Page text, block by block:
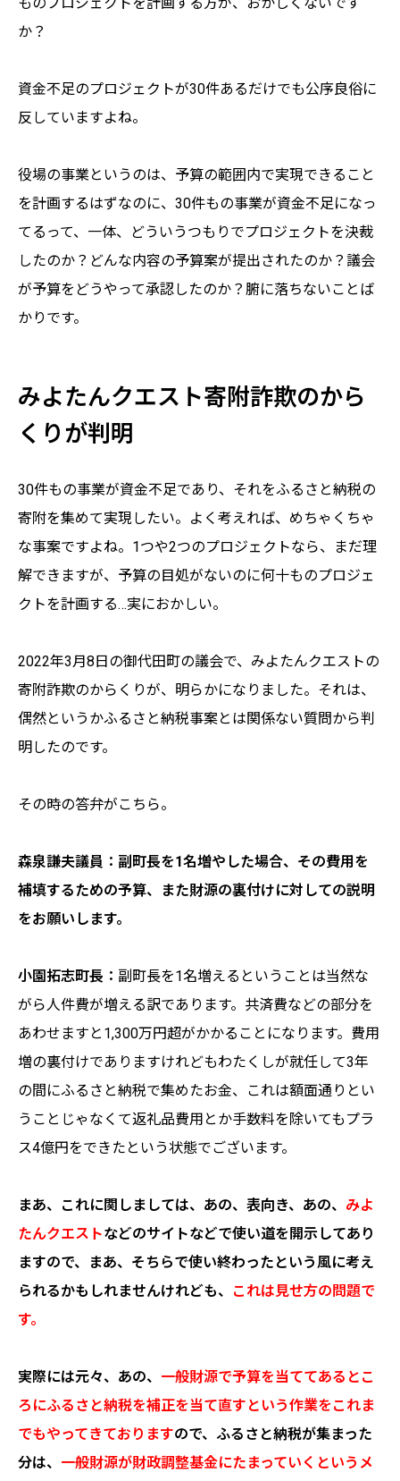
か？
資金不足のプロジェクトが30件あるだけでも公序良俗に
反していますよね。
役場の事業というのは、予算の範囲内で実現できること
を計画するはずなのに、30件もの事業が資金不足になっ
てるって、一体、どういうつもりでプロジェクトを決裁
したのか？どんな内容の予算案が提出されたのか？議会
が予算をどうやって承認したのか？腑に落ちないことば
かりです。
みよたんクエスト寄附詐欺のから
くりが判明
30件もの事業が資金不足であり、それをふるさと納税の
寄附を集めて実現したい。よく考えれば、めちゃくちゃ
な事案ですよね。1つや2つのプロジェクトなら、まだ理
解できますが、予算の目処がないのに何十ものプロジェ
クトを計画する…実におかしい。
2022年3月8日の御代田町の議会で、みよたんクエストの
寄附詐欺のからくりが、明らかになりました。それは、
偶然というかふるさと納税事案とは関係ない質問から判
明したのです。
その時の答弁がこちら。
森泉謙夫議員：副町長を1名増やした場合、その費用を
補填するための予算、また財源の裏付けに対しての説明
をお願いします。
小園拓志町長： 副町長を1名増えるということは当然な
がら人件費が増える訳であります。共済費などの部分を
あわせますと1,300万円超がかかることになります。費用
増の裏付けでありますけれどもわたくしが就任して3年
の間にふるさと納税で集めたお金、これは額面通りとい
うことじゃなくて返礼品費用とか手数料を除いてもプラ
ス4億円をできたという状態でございます。
まあ、これに関しましては、あの、表向き、あの、 みよ
たんクエストなどのサイトなどで使い道を開示してあり
ますので、まあ、そちらで使い終わったという風に考え
られるかもしれませんけれども、
これは見せ方の問題で
す。
実際には元々、あの、 一般財源で予算を当ててあるとこ
ろにふるさと納税を補正を当て直すという作業をこれま
でもやってきておりますので、ふるさと納税が集まった
分は、 一般財源が財政調整基金にたまっていくというメ